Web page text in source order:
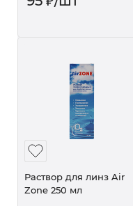
Раствор для линз Air
Zone 250 мл